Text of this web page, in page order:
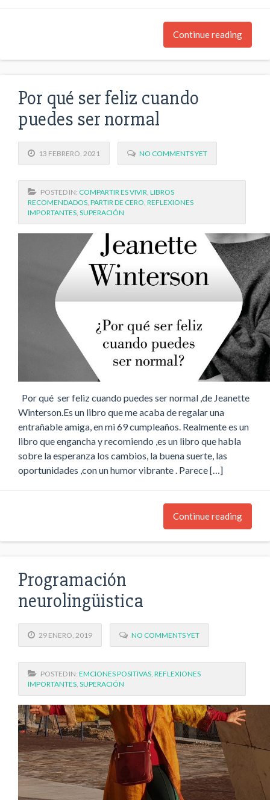
Continue reading
Por qué ser feliz cuando
puedes ser normal
13 FEBRERO, 2021 NO COMMENTS YET
POSTED IN: COMPARTIR ES VIVIR, LIBROS
RECOMENDADOS, PARTIR DE CERO, REFLEXIONES
IMPORTANTES, SUPERACIÓN
Por qué ser feliz cuando puedes ser normal ,de Jeanette
Winterson.Es un libro que me acaba de regalar una
entrañable amiga, en mi 69 cumpleaños. Realmente es un
libro que engancha y recomiendo ,es un libro que habla
sobre la esperanza los cambios, la buena suerte, las
oportunidades ,con un humor vibrante . Parece […]
Continue reading
Programación
neurolingüistica
29 ENERO, 2019 NO COMMENTS YET
POSTED IN: EMCIONES POSITIVAS, REFLEXIONES
IMPORTANTES, SUPERACIÓN